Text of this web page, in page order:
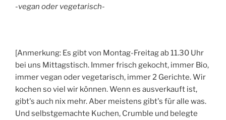
-vegan oder vegetarisch-
[Anmerkung: Es gibt von Montag-Freitag ab 11.30 Uhr
bei uns Mittagstisch. Immer frisch gekocht, immer Bio,
immer vegan oder vegetarisch, immer 2 Gerichte. Wir
kochen so viel wir können. Wenn es ausverkauft ist,
gibt's auch nix mehr. Aber meistens gibt's für alle was.
Und selbstgemachte Kuchen, Crumble und belegte